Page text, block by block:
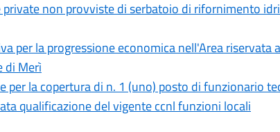
non provviste di serbatoio di rifornimento
per la progressione economica nell'Area riservata
di Merì
per la copertura di n. 1 (uno) posto di funzionario
qualificazione del vigente ccnl funzioni locali